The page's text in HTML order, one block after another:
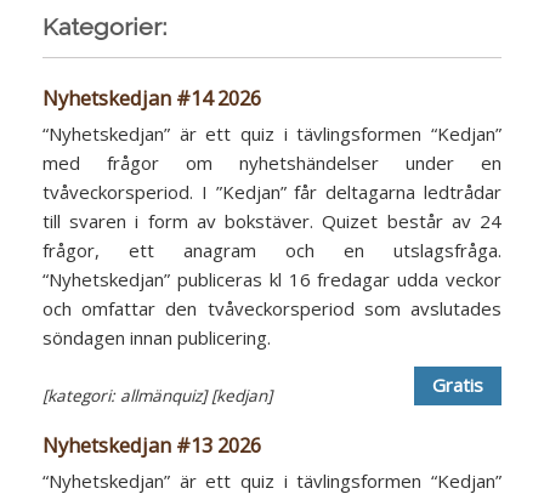
Kategorier:
Nyhetskedjan #14 2026
“Nyhetskedjan” är ett quiz i tävlingsformen “Kedjan”
med frågor om nyhetshändelser under en
tvåveckorsperiod. I ”Kedjan” får deltagarna ledtrådar
till svaren i form av bokstäver. Quizet består av 24
frågor, ett anagram och en utslagsfråga.
“Nyhetskedjan” publiceras kl 16 fredagar udda veckor
och omfattar den tvåveckorsperiod som avslutades
söndagen innan publicering.
[kategori: allmänquiz] [kedjan] Gratis
Nyhetskedjan #13 2026
“Nyhetskedjan” är ett quiz i tävlingsformen “Kedjan”